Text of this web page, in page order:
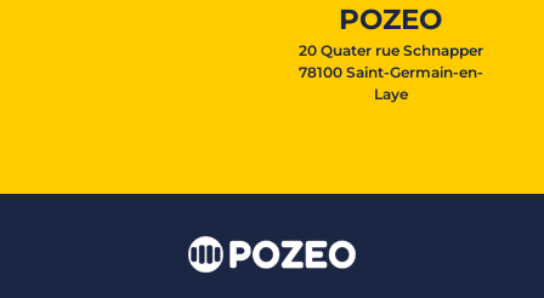
POZEO
20 Quater rue Schnapper
78100 Saint-Germain-en-
Laye